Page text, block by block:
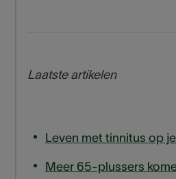
Laatste artikelen